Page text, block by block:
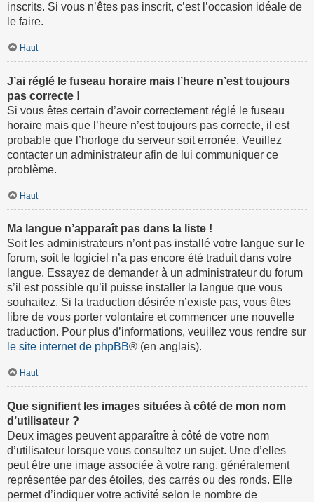
inscrits. Si vous n’êtes pas inscrit, c’est l’occasion idéale de
le faire.
Haut
J’ai réglé le fuseau horaire mais l’heure n’est toujours
pas correcte !
Si vous êtes certain d’avoir correctement réglé le fuseau
horaire mais que l’heure n’est toujours pas correcte, il est
probable que l’horloge du serveur soit erronée. Veuillez
contacter un administrateur afin de lui communiquer ce
problème.
Haut
Ma langue n’apparaît pas dans la liste !
Soit les administrateurs n’ont pas installé votre langue sur le
forum, soit le logiciel n’a pas encore été traduit dans votre
langue. Essayez de demander à un administrateur du forum
s’il est possible qu’il puisse installer la langue que vous
souhaitez. Si la traduction désirée n’existe pas, vous êtes
libre de vous porter volontaire et commencer une nouvelle
traduction. Pour plus d’informations, veuillez vous rendre sur
le site internet de phpBB® (en anglais).
Haut
Que signifient les images situées à côté de mon nom
d’utilisateur ?
Deux images peuvent apparaître à côté de votre nom
d’utilisateur lorsque vous consultez un sujet. Une d’elles
peut être une image associée à votre rang, généralement
représentée par des étoiles, des carrés ou des ronds. Elle
permet d’indiquer votre activité selon le nombre de